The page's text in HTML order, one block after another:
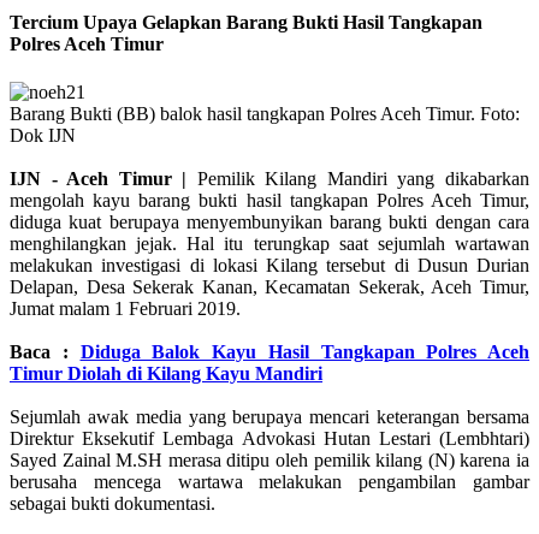
Tercium Upaya Gelapkan Barang Bukti Hasil Tangkapan
Polres Aceh Timur
Barang Bukti (BB) balok hasil tangkapan Polres Aceh Timur. Foto:
Dok IJN
IJN - Aceh Timur | Pemilik Kilang Mandiri yang dikabarkan
mengolah kayu barang bukti hasil tangkapan Polres Aceh Timur,
diduga kuat berupaya menyembunyikan barang bukti dengan cara
menghilangkan jejak. Hal itu terungkap saat sejumlah wartawan
melakukan investigasi di lokasi Kilang tersebut di Dusun Durian
Delapan, Desa Sekerak Kanan, Kecamatan Sekerak, Aceh Timur,
Jumat malam 1 Februari 2019.
Baca : Diduga Balok Kayu Hasil Tangkapan Polres Aceh
Timur Diolah di Kilang Kayu Mandiri
Sejumlah awak media yang berupaya mencari keterangan bersama
Direktur Eksekutif Lembaga Advokasi Hutan Lestari (Lembhtari)
Sayed Zainal M.SH merasa ditipu oleh pemilik kilang (N) karena ia
berusaha mencega wartawa melakukan pengambilan gambar
sebagai bukti dokumentasi.